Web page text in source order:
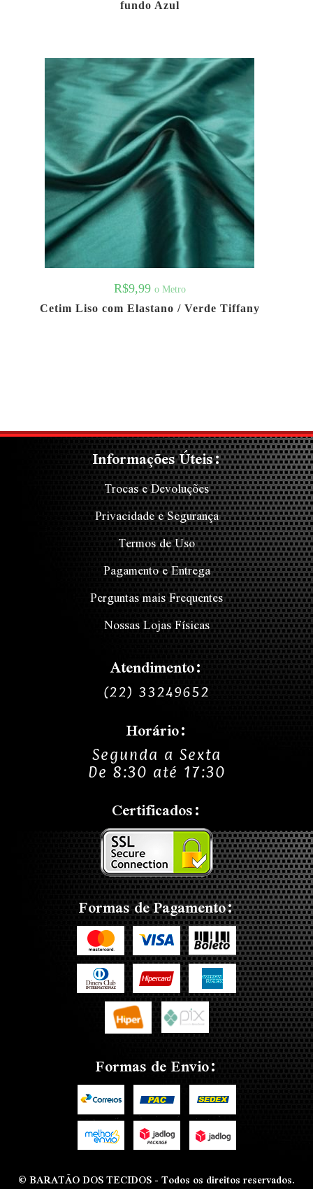
fundo Azul
R$9,99 o Metro
Cetim Liso com Elastano / Verde Tiffany
Informações Úteis:
Trocas e Devoluções
Privacidade e Segurança
Termos de Uso
Pagamento e Entrega
Perguntas mais Frequentes
Nossas Lojas Físicas
Atendimento:
(22) 33249652
Horário:
Segunda a Sexta
De 8:30 até 17:30
Certificados:
Formas de Pagamento:
Formas de Envio:
© BARATÃO DOS TECIDOS - Todos os direitos reservados.